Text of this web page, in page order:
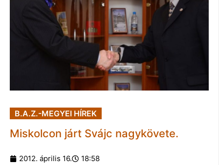
B.A.Z.-MEGYEI HÍREK
Miskolcon járt Svájc nagykövete.
2012. április 16. 18:58